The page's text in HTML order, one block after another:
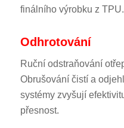
finálního výrobku z TPU.
Odhrotování
Ruční odstraňování
Obrušování čistí a
systémy zvyšují
přesnost.